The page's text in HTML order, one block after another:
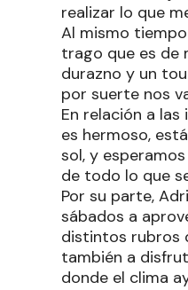
realizar lo que
Al mismo
trago que es de
durazno y un
por suerte nos
En relación a
es hermoso,
sol, y
de todo lo que
Por su parte,
sábados a
distintos rubros
también a
donde el clima